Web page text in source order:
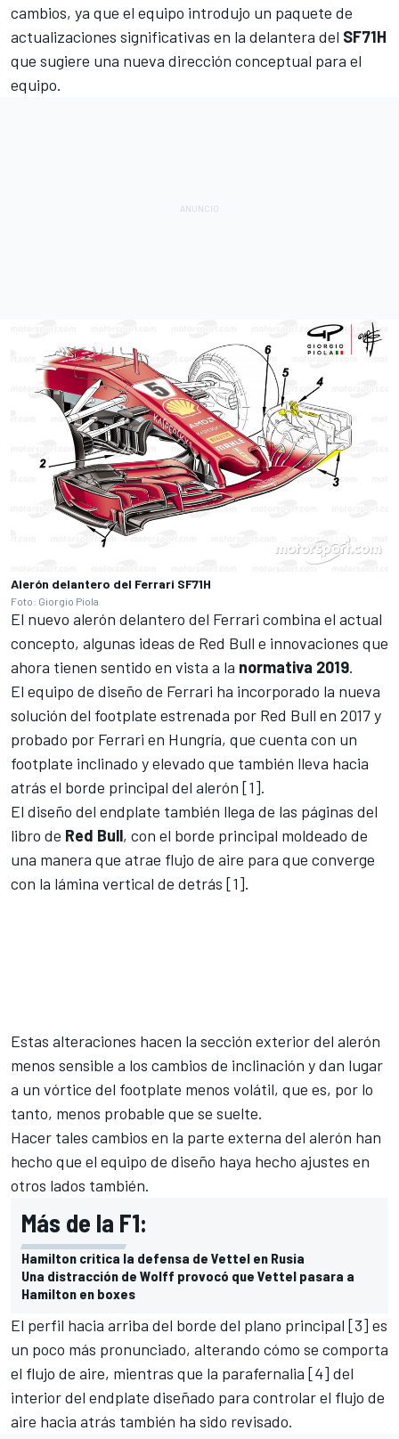
cambios, ya que el equipo introdujo un paquete de
actualizaciones significativas en la delantera del SF71H
que sugiere una nueva dirección conceptual para el
equipo.
Alerón delantero del Ferrari SF71H
Foto: Giorgio Piola
El nuevo alerón delantero del Ferrari combina el actual
concepto, algunas ideas de Red Bull e innovaciones que
ahora tienen sentido en vista a la normativa 2019.
El equipo de diseño de Ferrari ha incorporado la nueva
solución del footplate estrenada por Red Bull en 2017 y
probado por Ferrari en Hungría, que cuenta con un
footplate inclinado y elevado que también lleva hacia
atrás el borde principal del alerón [1].
El diseño del endplate también llega de las páginas del
libro de Red Bull, con el borde principal moldeado de
una manera que atrae flujo de aire para que converge
con la lámina vertical de detrás [1].
Estas alteraciones hacen la sección exterior del alerón
menos sensible a los cambios de inclinación y dan lugar
a un vórtice del footplate menos volátil, que es, por lo
tanto, menos probable que se suelte.
Hacer tales cambios en la parte externa del alerón han
hecho que el equipo de diseño haya hecho ajustes en
otros lados también.
Más de la F1:
Hamilton critica la defensa de Vettel en Rusia
Una distracción de Wolff provocó que Vettel pasara a
Hamilton en boxes
El perfil hacia arriba del borde del plano principal [3] es
un poco más pronunciado, alterando cómo se comporta
el flujo de aire, mientras que la parafernalia [4] del
interior del endplate diseñado para controlar el flujo de
aire hacia atrás también ha sido revisado.